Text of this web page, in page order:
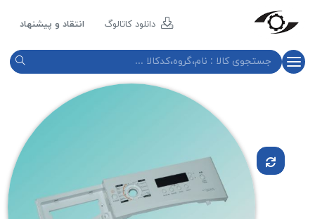
دانلود کاتالوگ انتقاد و پیشنهاد